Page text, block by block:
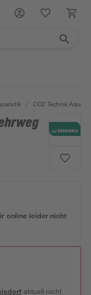
/ CO2 Technik
online leider nicht
aktuell nicht